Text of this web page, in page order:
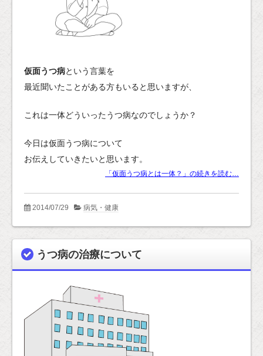
仮面うつ病という言葉を
最近聞いたことがある方もいると思いますが、
これは一体どういったうつ病なのでしょうか？
今日は仮面うつ病について
お伝えしていきたいと思います。
「仮面うつ病とは一体？」の続きを読む…
2014/07/29 病気・健康
うつ病の治療について